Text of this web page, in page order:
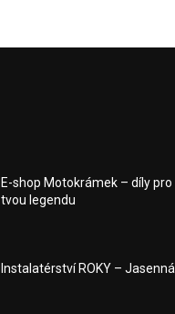
E-shop Motokrámek – díly pro
tvou legendu
Instalatérství ROKY – Jasenná